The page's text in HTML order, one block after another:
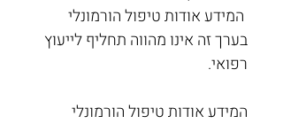
המידע אודות טיפול הורמונלי
בערך זה אינו מהווה תחליף לייעוץ
רפואי.
המידע אודות טיפול הורמונלי